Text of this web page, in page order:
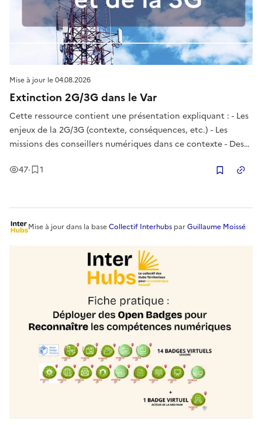
Mise à jour le04.08.2026
Extinction 2G/3G dans le Var
Cette ressource contient une présentation expliquant : - Les
enjeux de la 2G/3G (contexte, conséquences, etc.) - Les
missions des conseillers numériques dans ce contexte - Des
permet à un coordinateur de former ses médiateurs
47Vues
· 1
Mise à jourdans la baseCollectif Interhubs parGuillaume Moissé